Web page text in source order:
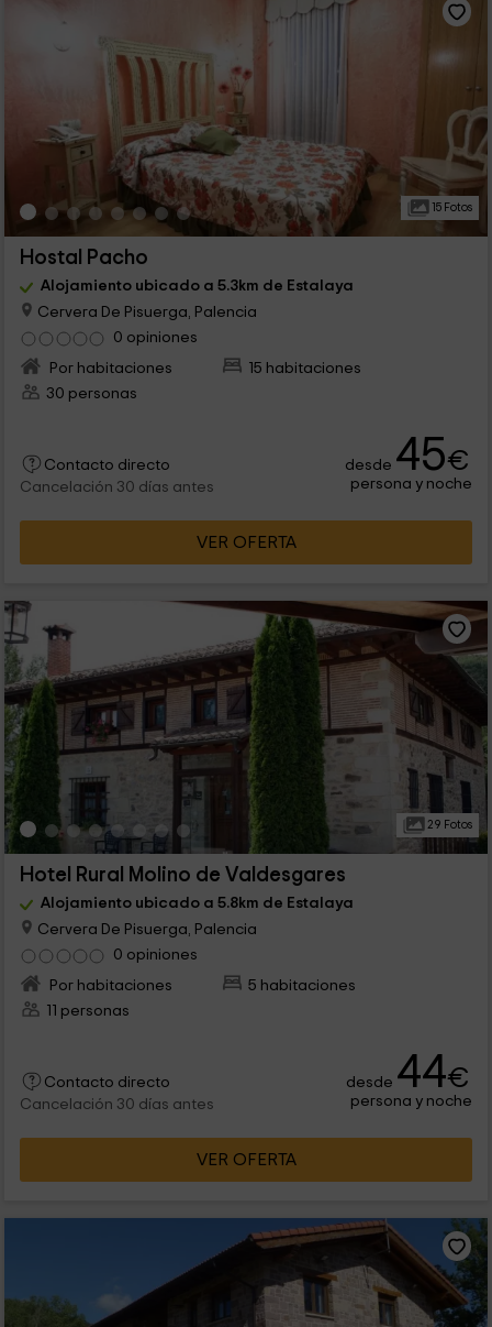
15 Fotos
Hostal Pacho
Alojamiento ubicado a 5.3km de Estalaya
Cervera De Pisuerga, Palencia
0 opiniones
Por habitaciones
15 habitaciones
30 personas
Contacto directo
Cancelación 30 días antes
desde 45€
persona y noche
VER OFERTA
29 Fotos
Hotel Rural Molino de Valdesgares
Alojamiento ubicado a 5.8km de Estalaya
Cervera De Pisuerga, Palencia
0 opiniones
Por habitaciones
5 habitaciones
11 personas
Contacto directo
Cancelación 30 días antes
desde 44€
persona y noche
VER OFERTA